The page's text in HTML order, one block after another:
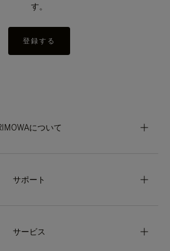
す。
登録する
について
サポート
サービス